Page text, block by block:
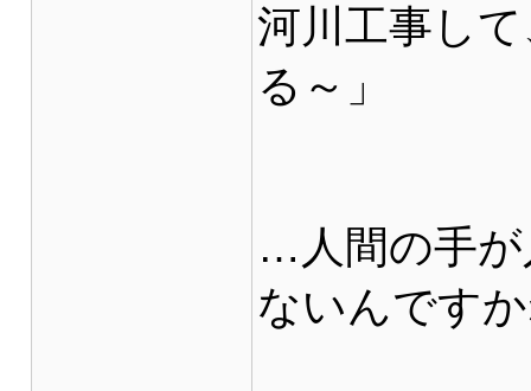
河川工事し
る～」
…人間の手が
ないんです